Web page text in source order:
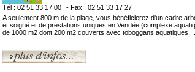
Tél : 02 51 33 17 00
- Fax : 02 51 33 17 27
A seulement 800 m de la plage, vous bénéficierez d'un cadre
et soigné et de prestations uniques en Vendée (complexe
de 1000 m2 dont 200 m2 couverts avec toboggans aquatiques, ...